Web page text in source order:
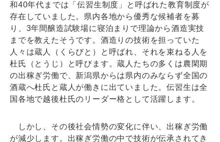
和40年代までは「伝習生制度」と呼ばれた教育制度が
存在していました。県内各地から優秀な候補者を募
り、3年間醸造試験場に寝泊まりで理論から酒造実技
までを教えたそうです。酒造りの技術を担っていた
人々は蔵人（くらびと）と呼ばれ、それを束ねる人を
杜氏（とうじ）と呼びます。蔵人たちの多くは農閑期
の出稼ぎ労働で、新潟県からは県内のみならず全国の
酒蔵へ杜氏と蔵人が働きに出ていました。伝習生は全
国各地で越後杜氏のリーダー格として活躍します。
しかし、その後社会情勢の変化に伴い、出稼ぎ労働
が減少します。出稼ぎ労働の中で技術が伝承されてき